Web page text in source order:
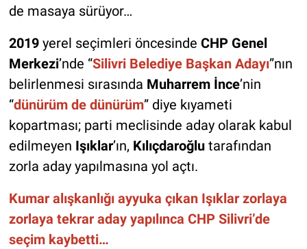
de masaya sürüyor…
2019yerel seçimleri öncesinde CHP Genel
Merkezi’nde “Silivri Belediye Başkan Adayı”nın
belirlenmesi sırasında Muharrem İnce’nin
“dünürüm de dünürüm” diye kıyameti
kopartması; parti meclisinde aday olarak kabul
edilmeyen Işıklar’ın, Kılıçdaroğlutarafından
zorla aday yapılmasına yol açtı.
Kumar alışkanlığı ayyuka çıkan Işıklar zorlaya
zorlaya tekrar aday yapılınca CHP Silivri’de
seçim kaybetti…